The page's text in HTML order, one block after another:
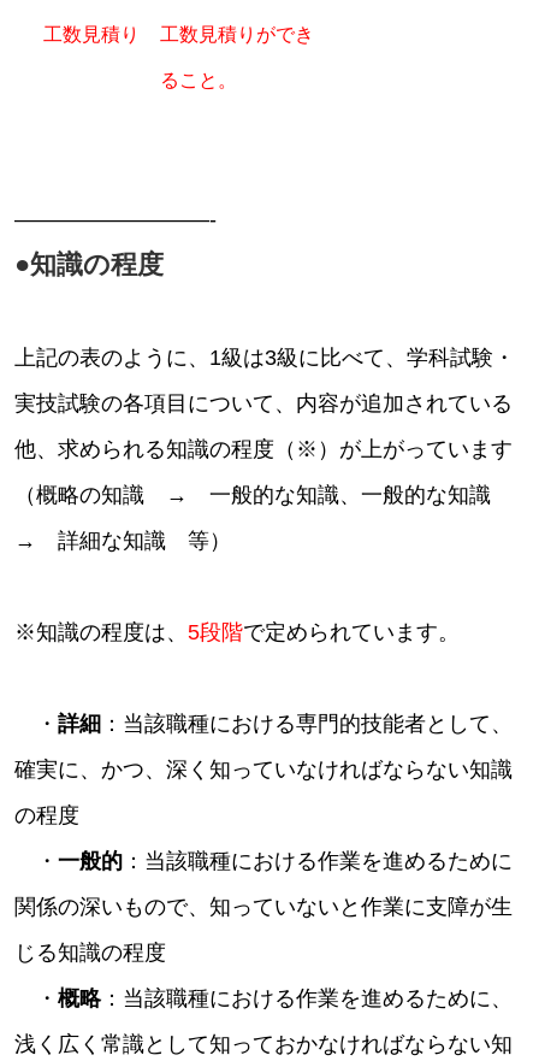
工数見積り 工数見積りができ
ること。
—————————-
●知識の程度
上記の表のように、1級は3級に比べて、学科試験・
実技試験の各項目について、内容が追加されている
他、求められる知識の程度（※）が上がっています
（概略の知識 → 一般的な知識、一般的な知識
→ 詳細な知識 等）
※知識の程度は、 5段階で定められています。
・ 詳細 ：当該職種における専門的技能者として、
確実に、かつ、深く知っていなければならない知識
の程度
・ 一般的 ：当該職種における作業を進めるために
関係の深いもので、知っていないと作業に支障が生
じる知識の程度
・ 概略：当該職種における作業を進めるために、
浅く広く常識として知っておかなければならない知